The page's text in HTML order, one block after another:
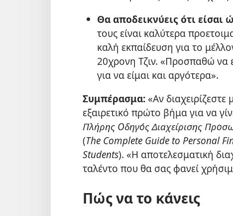
Θα αποδεικνύεις ότι είσαι
τους είναι καλύτερα
καλή εκπαίδευση για το
20χρονη Τζιν. «Προσπαθώ να
για να είμαι και αργότερα».
Συμπέρασμα: «Αν
εξαιρετικό πρώτο βήμα για να
Πλήρης Οδηγός Διαχείρισης
(The Complete Guide to Personal
Students). «Η αποτελεσματική
ταλέντο που θα σας φανεί
Πώς να το κάνεις